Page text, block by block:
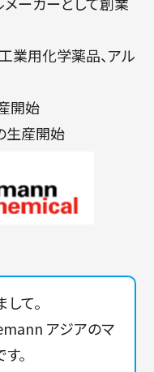
業用化学薬品、アル
開始
生産開始
て。
アジアのマ
。